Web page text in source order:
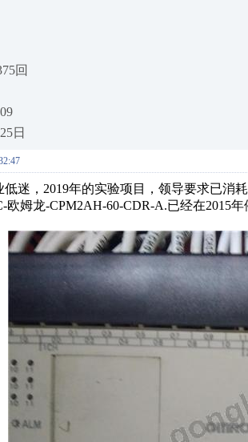
回
日
低迷，2019年的实验项目，领导要求已消
欧姆龙-CPM2AH-60-CDR-A.已经在2015